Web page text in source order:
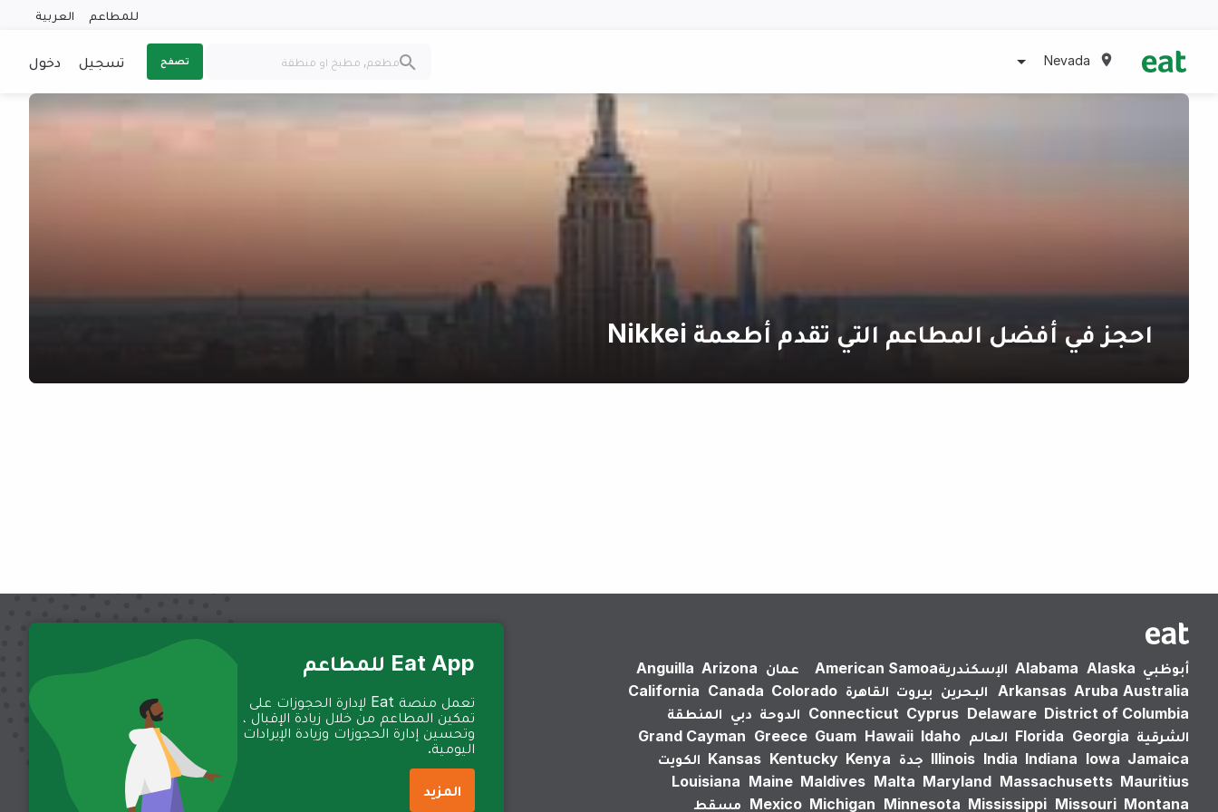
للمطاعم العربية
Nevada تصفح تسجيل دخول
احجز في أفضل المطاعم التي تقدم أطعمة Nikkei
أبوظبي Alabama Alaska الإسكندرية‎American Samoa عمان Anguilla Arizona
Arkansas Aruba Australia البحرين بيروت القاهرة California Canada Colorado
Connecticut Cyprus Delaware District of Columbia الدوحة دبي المنطقة
الشرقية
Florida Georgia العالم Grand Cayman Greece Guam Hawaii Idaho
Illinois India Indiana Iowa Jamaica جدة Kansas Kentucky Kenya
الكويت
Louisiana Maine Maldives Malta Maryland Massachusetts Mauritius
Mexico Michigan Minnesota Mississippi Missouri Montana مسقط
Eat App للمطاعم
تعمل منصة Eat لإدارة الحجوزات على
تمكين المطاعم من خلال زيادة الإقبال ،
وتحسين إدارة الحجوزات وزيادة الإيرادات
اليومية.
المزيد